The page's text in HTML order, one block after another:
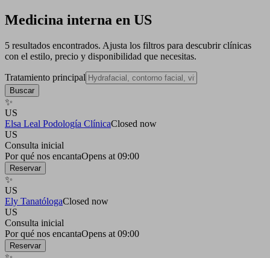
Medicina interna en US
5 resultados encontrados. Ajusta los filtros para descubrir clínicas
con el estilo, precio y disponibilidad que necesitas.
Tratamiento principal
Buscar
✨
US
Elsa Leal Podología ClínicaClosed now
US
Consulta inicial
Por qué nos encantaOpens at 09:00
Reservar
✨
US
Ely TanatólogaClosed now
US
Consulta inicial
Por qué nos encantaOpens at 09:00
Reservar